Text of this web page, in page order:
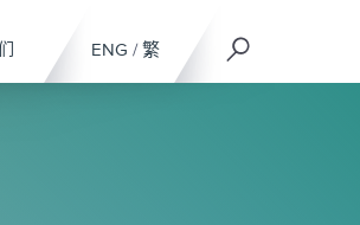
ENG / 繁